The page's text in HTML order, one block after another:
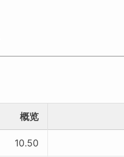
概览
10.50